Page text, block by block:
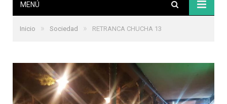
MENÚ
Inicio » Sociedad » RETRANCA CHUCHA 13